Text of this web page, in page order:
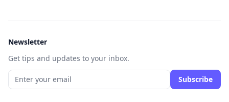
Newsletter
Get tips and updates to your inbox.
Subscribe